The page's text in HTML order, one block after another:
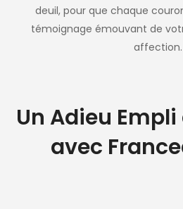
deuil, pour que chaque
témoignage émouvant de
affection.
Un Adieu
avec